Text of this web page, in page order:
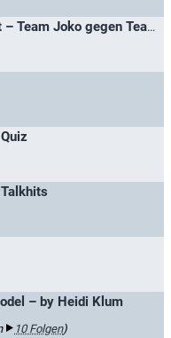
Das Duell um die Welt – Team Joko gegen Team Klaas / Joko gegen Klaas - Das Duell um die Welt
– by Heidi Klum
10 Folgen)